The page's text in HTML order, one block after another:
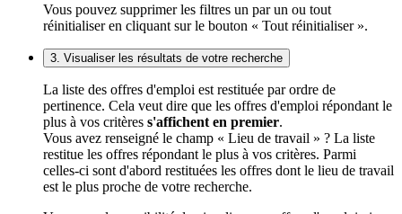
Vous pouvez supprimer les filtres un par un ou tout
réinitialiser en cliquant sur le bouton « Tout réinitialiser ».
3. Visualiser les résultats de votre recherche
La liste des offres d'emploi est restituée par ordre de
pertinence. Cela veut dire que les offres d'emploi répondant le
plus à vos critères s'affichent en premier.
Vous avez renseigné le champ « Lieu de travail » ? La liste
restitue les offres répondant le plus à vos critères. Parmi
celles-ci sont d'abord restituées les offres dont le lieu de travail
est le plus proche de votre recherche.